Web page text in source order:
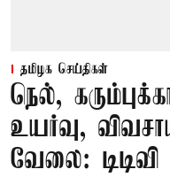
தமிழக செய்திகள்
நெல்,
உயர்வு,
வேலை: